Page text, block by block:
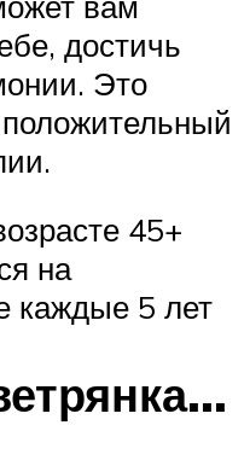
достичь
Это
45+
на
каждые 5 лет